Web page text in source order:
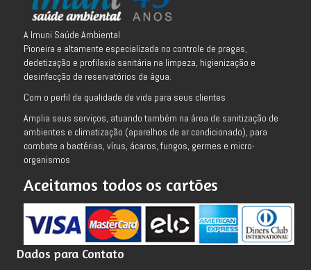
A Imuni Saúde Ambiental
Pioneira e altamente especializada no controle de pragas,
dedetização e profilaxia sanitária na limpeza, higienização e
desinfecção de reservatórios de água.
Com o perfil de qualidade de vida para seus clientes
Amplia seus serviços, atuando também na área de sanitização de
ambientes e climatização (aparelhos de ar condicionado), para
combate a bactérias, vírus, ácaros, fungos, germes e micro-
organismos
Aceitamos todos os cartões
Dados para Contato